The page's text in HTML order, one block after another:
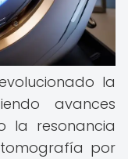
la
avances
la resonancia
por